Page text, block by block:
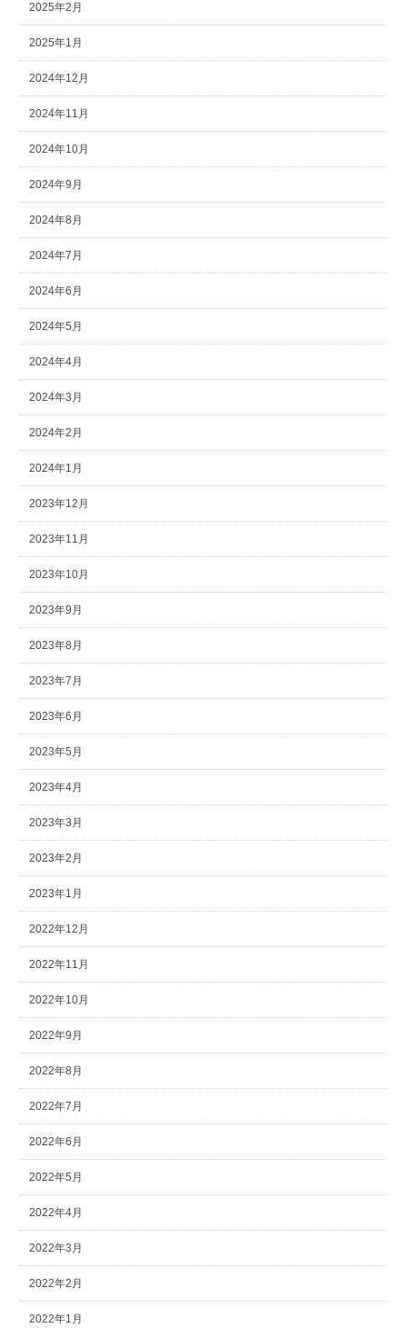
2025年2月
2025年1月
2024年12月
2024年11月
2024年10月
2024年9月
2024年8月
2024年7月
2024年6月
2024年5月
2024年4月
2024年3月
2024年2月
2024年1月
2023年12月
2023年11月
2023年10月
2023年9月
2023年8月
2023年7月
2023年6月
2023年5月
2023年4月
2023年3月
2023年2月
2023年1月
2022年12月
2022年11月
2022年10月
2022年9月
2022年8月
2022年7月
2022年6月
2022年5月
2022年4月
2022年3月
2022年2月
2022年1月